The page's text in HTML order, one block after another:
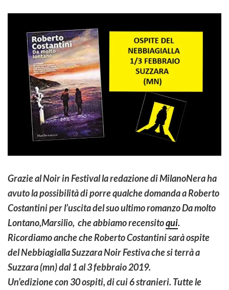
Grazie al Noir in Festival la redazione di MilanoNera ha
avuto la possibilità di porre qualche domanda a Roberto
Costantini per l’uscita del suo ultimo romanzo Da molto
Lontano,Marsilio, che abbiamo recensitoqui.
Ricordiamo anche che Roberto Costantini sarà ospite
del Nebbiagialla Suzzara Noir Festiva che si terrà a
Suzzara (mn) dal 1 al 3 febbraio 2019.
Un’edizione con 30 ospiti, di cui 6 stranieri. Tutte le